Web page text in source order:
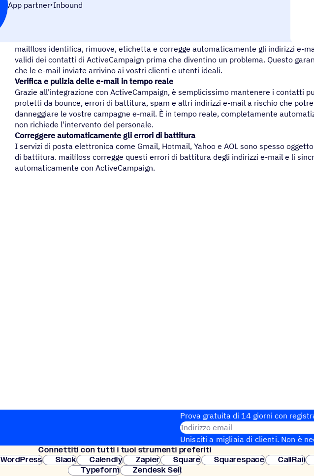
App partner Inbound
mailfloss identifica, rimuove, etichetta e corregge automaticamente gli indirizzi e-
validi dei contatti di ActiveCampaign prima che diventino un problema. Questo
che le e-mail inviate arrivino ai vostri clienti e utenti ideali.
Verifica e pulizia delle e-mail in tempo reale
Grazie all'integrazione con ActiveCampaign, è semplicissimo mantenere i contatti
protetti da bounce, errori di battitura, spam e altri indirizzi e-mail a rischio che
danneggiare le vostre campagne e-mail. È in tempo reale, completamente
non richiede l'intervento del personale.
Correggere automaticamente gli errori di battitura
I servizi di posta elettronica come Gmail, Hotmail, Yahoo e AOL sono spesso
di battitura. mailfloss corregge questi errori di battitura degli indirizzi e-mail e li
automaticamente con ActiveCampaign.
Prova gratuita di 14 giorni con
Indirizzo email
Unisciti a migliaia di clienti. Non è
Configurazione istantanea.
Connet­titi con tutti i tuoi strumenti preferiti
WordPress Slack Calendly Zapier Square Squarespace CallRail
Typeform
Zendesk Sell